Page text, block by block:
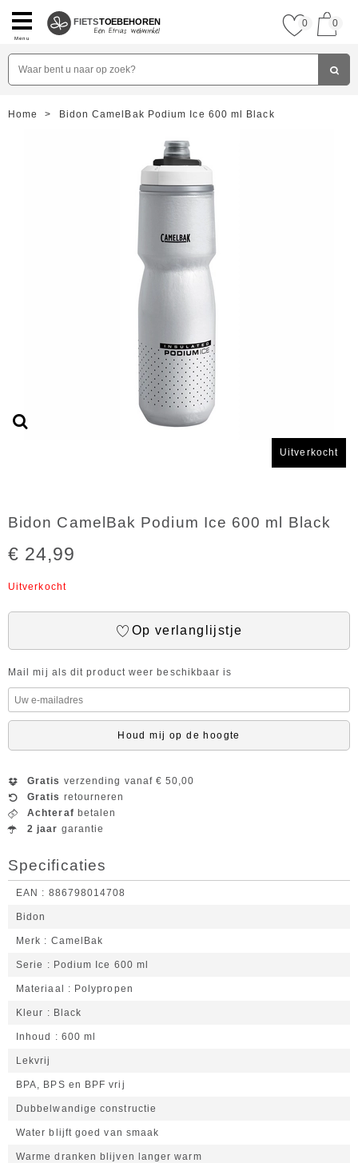
Menu
FIETSTOEBEHOREN 0 0
Home > Bidon CamelBak Podium Ice 600 ml Black
Uitverkocht
Bidon CamelBak Podium Ice 600 ml Black
€ 24,99
Uitverkocht
Op verlanglijstje
Mail mij als dit product weer beschikbaar is
Houd mij op de hoogte
Gratis verzending vanaf € 50,00
Gratis retourneren
Achteraf betalen
2 jaar garantie
Specificaties
EAN 886798014708
Bidon
Merk CamelBak
Serie Podium Ice 600 ml
Materiaal Polypropen
Kleur Black
Inhoud 600 ml
Lekvrij
BPA, BPS en BPF vrij
Dubbelwandige constructie
Water blijft goed van smaak
Warme dranken blijven langer warm